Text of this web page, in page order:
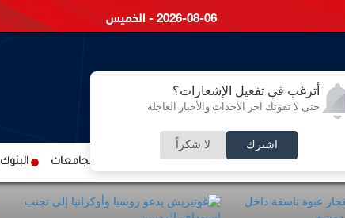
أترغب في تفعيل الإشعارات؟
حتى لا تفوتك آخر الأحداث والأخبار العاجلة
اشترك لا شكراً
2026-08-06 - الخميس
الشؤون الإقتصادية الشؤون البرلمانية التعليم والجامعات